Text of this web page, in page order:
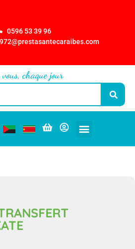
0596 53 39 96
vous, chaque jour